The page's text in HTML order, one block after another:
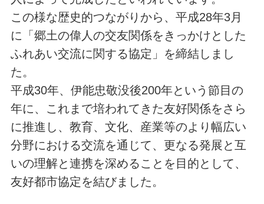
この様な歴史的つながりから、平成28年3月
に「郷土の偉人の交友関係をきっかけとした
ふれあい交流に関する協定」を締結しまし
た。
平成30年、伊能忠敬没後200年という節目の
年に、これまで培われてきた友好関係をさら
に推進し、教育、文化、産業等のより幅広い
分野における交流を通じて、更なる発展と互
いの理解と連携を深めることを目的として、
友好都市協定を結びました。